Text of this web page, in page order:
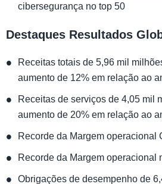
cibersegurança no top 50
Destaques Resultados
Receitas totais de 5,96 mil
aumento de 12% em relação ao
Receitas de serviços de 4,05 mil
aumento de 20% em relação ao
Recorde da Margem operacional
Recorde da Margem operacional
Obrigações de desempenho de